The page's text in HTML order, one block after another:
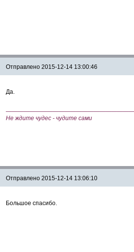
Отправлено 2015-12-14 13:00:46
Да.
Не ждите чудес - чудите сами
Отправлено 2015-12-14 13:06:10
Большое спасибо.